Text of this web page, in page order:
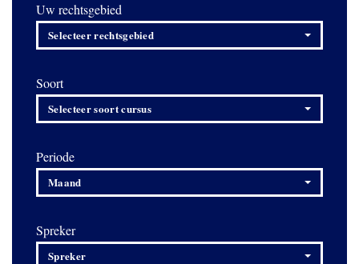
Uw rechtsgebied
Selecteer rechtsgebied
Soort
Selecteer soort cursus
Periode
Maand
Spreker
Spreker